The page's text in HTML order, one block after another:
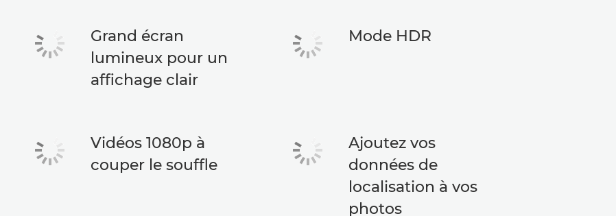
Grand écran
lumineux pour un
affichage clair
Mode HDR
Vidéos 1080p à
couper le souffle
Ajoutez vos
données de
localisation à vos
photos